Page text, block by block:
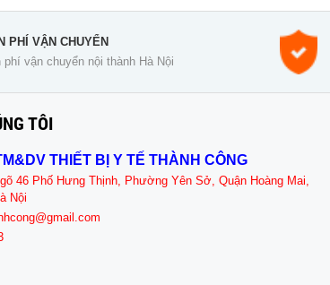
PHÍ VẬN CHUYỂN
phí vận chuyển nội thành Hà Nội
TÔI
THIẾT BỊ Y TẾ THÀNH CÔNG
46 Phố Hưng Thịnh, Phường Yên Sở, Quận Hoàng Mai,
Nội